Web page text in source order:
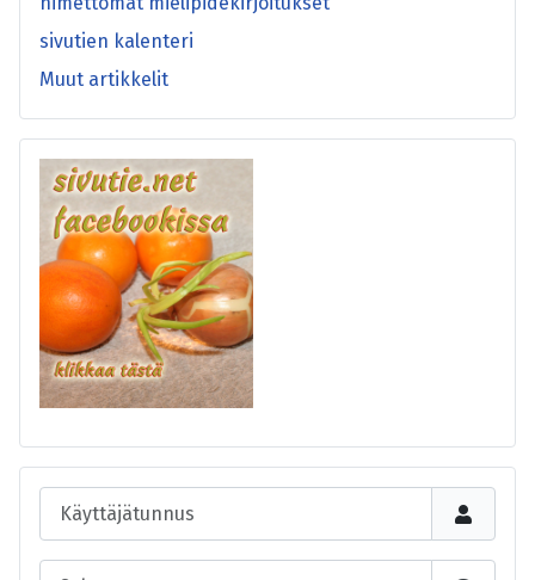
sivutien kalenteri
Muut artikkelit
Käyttäjätunnus
Salasana